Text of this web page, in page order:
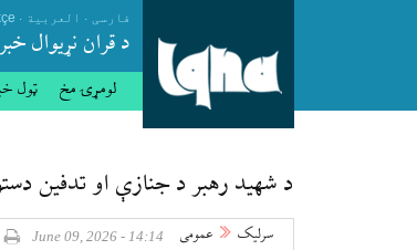
فارسی . العربیة .
د قران نړيوال
لومړۍ مخ ټول
د شهید رهبر د جنازې او تدفین
سرلیک عمومی 14:14 - June 09, 2026